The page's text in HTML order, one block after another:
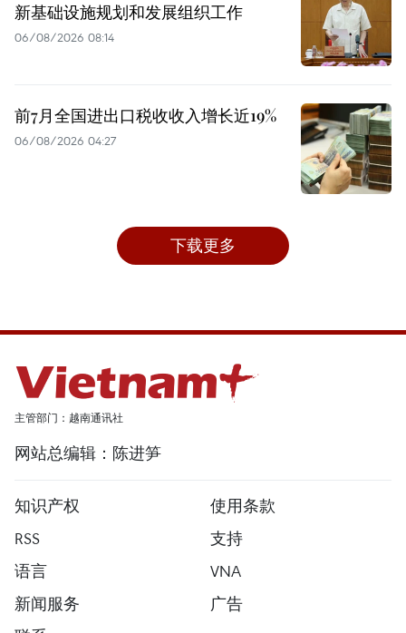
新基础设施规划和发展组织工作
06/08/2026 08:14
前7月全国进出口税收收入增长近19%
06/08/2026 04:27
下载更多
主管部门：越南通讯社
网站总编辑：陈进笋
知识产权
使用条款
RSS
支持
语言
VNA
新闻服务
广告